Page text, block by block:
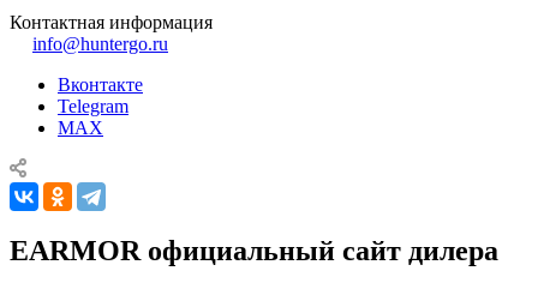
Контактная информация
info@huntergo.ru
Вконтакте
Telegram
MAX
EARMOR официальный сайт дилера